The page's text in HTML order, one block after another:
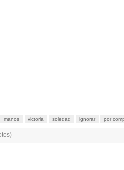
manos victoria soledad ignorar por